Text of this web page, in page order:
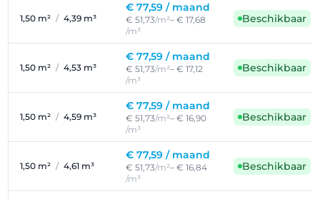
1,50 m² / 4,39 m³
€ 77,59 / maand
€ 51,73/m²– € 17,68
/m³
Beschikbaar
1,50 m² / 4,53 m³
€ 77,59 / maand
€ 51,73/m²– € 17,12
/m³
Beschikbaar
1,50 m² / 4,59 m³
€ 77,59 / maand
€ 51,73/m²– € 16,90
/m³
Beschikbaar
1,50 m² / 4,61 m³
€ 77,59 / maand
€ 51,73/m²– € 16,84
/m³
Beschikbaar